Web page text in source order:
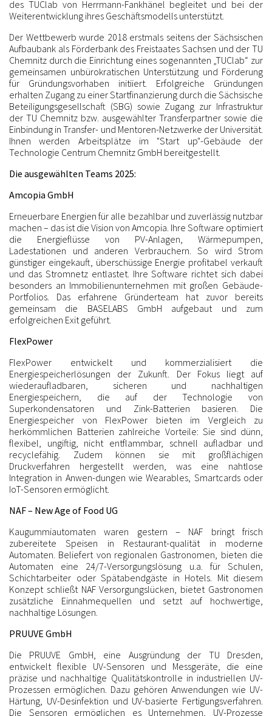
des TUClab von Herrmann-Fankhänel begleitet und bei der
Weiterentwicklung ihres Geschäftsmodells unterstützt.
Der Wettbewerb wurde 2018 erstmals seitens der Sächsischen
Aufbaubank als Förderbank des Freistaates Sachsen und der TU
Chemnitz durch die Einrichtung eines sogenannten „TUClab“ zur
gemeinsamen unbürokratischen Unterstützung und Förderung
für Gründungsvorhaben initiiert. Erfolgreiche Gründungen
erhalten Zugang zu einer Startfinanzierung durch die Sächsische
Beteiligungsgesellschaft (SBG) sowie Zugang zur Infrastruktur
der TU Chemnitz bzw. ausgewählter Transferpartner sowie die
Einbindung in Transfer- und Mentoren-Netzwerke der Universität.
Ihnen werden Arbeitsplätze im "Start up"-Gebäude der
Technologie Centrum Chemnitz GmbH bereitgestellt.
Die ausgewählten Teams 2025:
Amcopia GmbH
Erneuerbare Energien für alle bezahlbar und zuverlässig nutzbar
machen – das ist die Vision von Amcopia. Ihre Software optimiert
die Energieflüsse von PV-Anlagen, Wärmepumpen,
Ladestationen und anderen Verbrauchern. So wird Strom
günstiger eingekauft, überschüssige Energie profitabel verkauft
und das Stromnetz entlastet. Ihre Software richtet sich dabei
besonders an Immobilienunternehmen mit großen Gebäude-
Portfolios. Das erfahrene Gründerteam hat zuvor bereits
gemeinsam die BASELABS GmbH aufgebaut und zum
erfolgreichen Exit geführt.
FlexPower
FlexPower entwickelt und kommerzialisiert die
Energiespeicherlösungen der Zukunft. Der Fokus liegt auf
wiederaufladbaren, sicheren und nachhaltigen
Energiespeichern, die auf der Technologie von
Superkondensatoren und Zink-Batterien basieren. Die
Energiespeicher von FlexPower bieten im Vergleich zu
herkömmlichen Batterien zahlreiche Vorteile: Sie sind dünn,
flexibel, ungiftig, nicht entflammbar, schnell aufladbar und
recyclefähig. Zudem können sie mit großflächigen
Druckverfahren hergestellt werden, was eine nahtlose
Integration in Anwen-dungen wie Wearables, Smartcards oder
IoT-Sensoren ermöglicht.
NAF – New Age of Food UG
Kaugummiautomaten waren gestern – NAF bringt frisch
zubereitete Speisen in Restaurant-qualität in moderne
Automaten. Beliefert von regionalen Gastronomen, bieten die
Automaten eine 24/7-Versorgungslösung u.a. für Schulen,
Schichtarbeiter oder Spätabendgäste in Hotels. Mit diesem
Konzept schließt NAF Versorgungslücken, bietet Gastronomen
zusätzliche Einnahmequellen und setzt auf hochwertige,
nachhaltige Lösungen.
PRUUVE GmbH
Die PRUUVE GmbH, eine Ausgründung der TU Dresden,
entwickelt flexible UV-Sensoren und Messgeräte, die eine
präzise und nachhaltige Qualitätskontrolle in industriellen UV-
Prozessen ermöglichen. Dazu gehören Anwendungen wie UV-
Härtung, UV-Desinfektion und UV-basierte Fertigungsverfahren.
Die Sensoren ermöglichen es Unternehmen, UV-Prozesse